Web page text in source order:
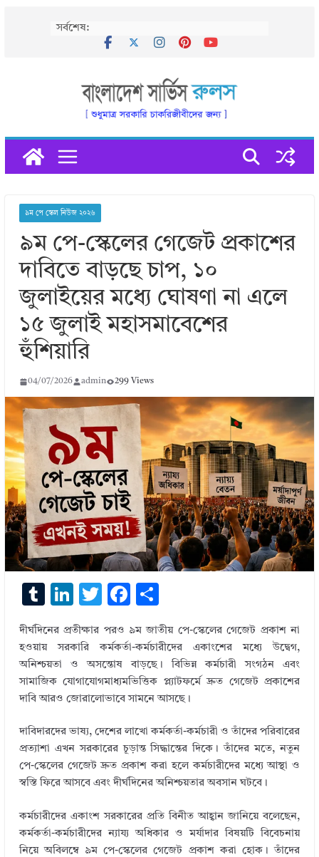
সর্বশেষ:
৯ম পে স্কেল নিউজ ২০২৬
৯ম পে-স্কেলের গেজেট প্রকাশের
দাবিতে বাড়ছে চাপ, ১০
জুলাইয়ের মধ্যে ঘোষণা না এলে
১৫ জুলাই মহাসমাবেশের
হুঁশিয়ারি
04/07/2026 admin 299 Views
T
m
bl
r
Li
k
e
dI
n
T
it
te
r
F
e
b
o
o
k
ar
e
দীর্ঘদিনের প্রতীক্ষার পরও ৯ম জাতীয় পে-স্কেলের গেজেট প্রকাশ না
হওয়ায় সরকারি কর্মকর্তা-কর্মচারীদের একাংশের মধ্যে উদ্বেগ,
অনিশ্চয়তা ও অসন্তোষ বাড়ছে। বিভিন্ন কর্মচারী সংগঠন এবং
সামাজিক যোগাযোগমাধ্যমভিত্তিক প্ল্যাটফর্মে দ্রুত গেজেট প্রকাশের
দাবি আরও জোরালোভাবে সামনে আসছে।
দাবিদারদের ভাষ্য, দেশের লাখো কর্মকর্তা-কর্মচারী ও তাঁদের পরিবারের
প্রত্যাশা এখন সরকারের চূড়ান্ত সিদ্ধান্তের দিকে। তাঁদের মতে, নতুন
পে-স্কেলের গেজেট দ্রুত প্রকাশ করা হলে কর্মচারীদের মধ্যে আস্থা ও
স্বস্তি ফিরে আসবে এবং দীর্ঘদিনের অনিশ্চয়তার অবসান ঘটবে।
কর্মচারীদের একাংশ সরকারের প্রতি বিনীত আহ্বান জানিয়ে বলেছেন,
কর্মকর্তা-কর্মচারীদের ন্যায্য অধিকার ও মর্যাদার বিষয়টি বিবেচনায়
নিয়ে অবিলম্বে ৯ম পে-স্কেলের গেজেট প্রকাশ করা হোক। তাঁদের